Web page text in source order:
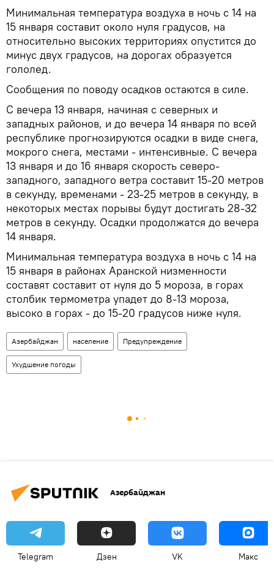
Минимальная температура воздуха в ночь с 14 на
15 января составит около нуля градусов, на
относительно высоких территориях опустится до
минус двух градусов, на дорогах образуется
гололед.
Сообщения по поводу осадков остаются в силе.
С вечера 13 января, начиная с северных и
западных районов, и до вечера 14 января по всей
республике прогнозируются осадки в виде снега,
мокрого снега, местами - интенсивные. С вечера
13 января и до 16 января скорость северо-
западного, западного ветра составит 15-20 метров
в секунду, временами - 23-25 метров в секунду, в
некоторых местах порывы будут достигать 28-32
метров в секунду. Осадки продолжатся до вечера
14 января.
Минимальная температура воздуха в ночь с 14 на
15 января в районах Аранской низменности
составят составит от нуля до 5 мороза, в горах
столбик термометра упадет до 8-13 мороза,
высоко в горах - до 15-20 градусов ниже нуля.
Азербайджан население Предупреждение
Ухудшение погоды
Азербайджан
Telegram Дзен VK Макс